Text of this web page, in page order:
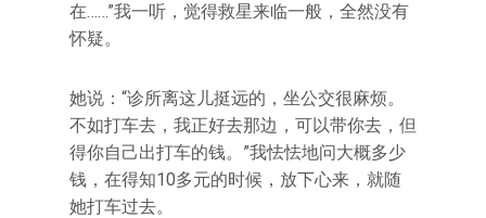
在……”我一听，觉得救星来临一般，全然没有
怀疑。
她说：“诊所离这儿挺远的，坐公交很麻烦。
不如打车去，我正好去那边，可以带你去，但
得你自己出打车的钱。”我怯怯地问大概多少
钱，在得知10多元的时候，放下心来，就随
她打车过去。